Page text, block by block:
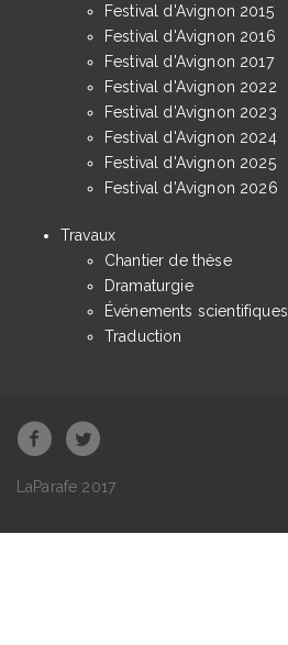
Festival d'Avignon 2015
Festival d'Avignon 2016
Festival d'Avignon 2017
Festival d'Avignon 2022
Festival d'Avignon 2023
Festival d'Avignon 2024
Festival d'Avignon 2025
Festival d'Avignon 2026
Travaux
Chantier de thèse
Dramaturgie
Événements scientifiques
Traduction
LaParafe 2017